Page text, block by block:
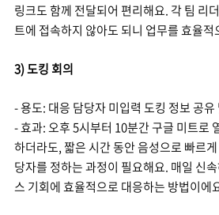
링크도 함께 전달되어 편리해요. 각 팀 리
트에 접속하지 않아도 되니 업무를 효율
3) 도킹 회의
- 용도: 대응 담당자 미입력 도킹 정보 공유
- 효과: 오후 5시부터 10분간 구글 미트로
하더라도, 짧은 시간 동안 음성으로 빠르
당자를 정하는 과정이 필요해요. 매일 신
스 기회에 효율적으로 대응하는 방법이에